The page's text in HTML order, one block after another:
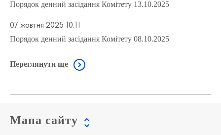
Порядок денний засідання Комітету 13.10.2025
07 жовтня 2025 10:11
Порядок денний засідання Комітету 08.10.2025
Переглянути ще
Мапа сайту